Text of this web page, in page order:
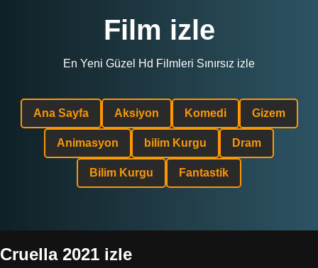
Film izle
En Yeni Güzel Hd Filmleri Sınırsız izle
Ana Sayfa Aksiyon Komedi Gizem
Animasyon bilim Kurgu Dram
Bilim Kurgu Fantastik
Cruella 2021 izle